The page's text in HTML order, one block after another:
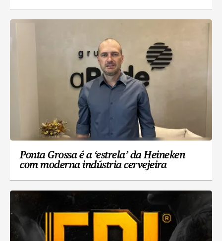
Ponta Grossa é a ‘estrela’ da Heineken
com moderna indústria cervejeira